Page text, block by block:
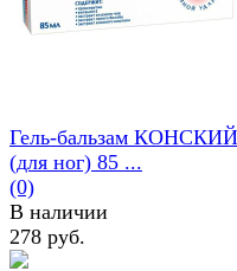
Гель-бальзам
(для ног) 85 ...
(0)
В наличии
278 руб.